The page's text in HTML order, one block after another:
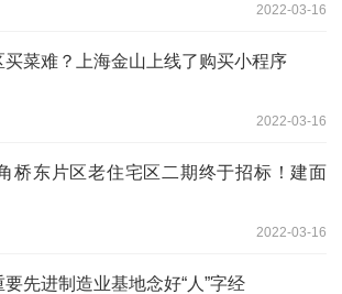
2022-03-16
菜难？上海金山上线了购买小程序
2022-03-16
桥东片区老住宅区二期终于招标！建面
2022-03-16
先进制造业基地念好“人”字经